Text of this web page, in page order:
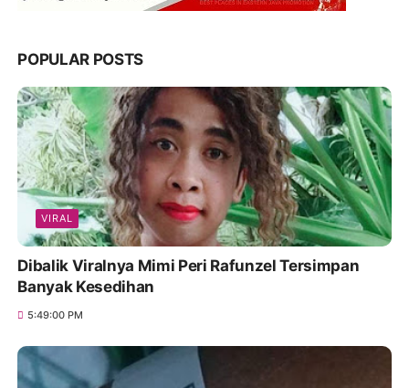
POPULAR POSTS
VIRAL
Dibalik Viralnya Mimi Peri Rafunzel Tersimpan
Banyak Kesedihan
5:49:00 PM